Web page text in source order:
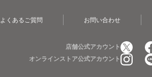
よくあるご質問 お問い合わせ
店舗公式アカウント
オンラインストア公式アカウント